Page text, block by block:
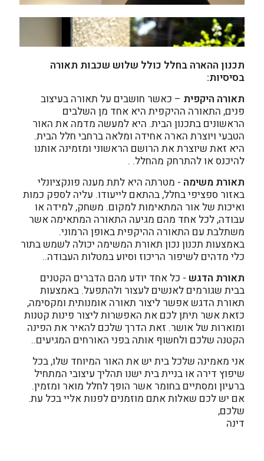
תכנון ההארה בחלל כולל שלוש שכבות תאורה
בסיסיות:
תאורה היקפית – כאשר חושבים על תאורה בעיצוב
פנים, התאורה ההיקפית היא אחד מן השלבים
הראשונים בתכנון הבית. היא למעשה מדמה את האור
הטבעי ויוצרת הארה אחידה ומלאה ברחבי חלל הבית.
היא זאת שיוצרת את הרושם הראשוני ומזמינה אותנו
להיכנס או להתרחק מהחלל. .
תאורת משימה - מטרתה היא לתת מענה פונקציונלי
באזור ספציפי בחלל, בהתאם לייעודו. עליה לספק כמות
ואיכות של אור המתאימות למקום. משחק, למידה או
עבודה, לכל אחד מהם מגיעה התאורה המתאימה אשר
משתלבת עם התאורה ההיקפית באופן הרמוני.
באמצעות תכנון נכון תאורת המשימה יכולה לשמש בתור
כלי מדהים לשיפור הריכוז וסיוע במטלות העבודה..
תאורת הדגש - כל אחד יודע מהם הדברים הקטנים
בבית שגורמים לאנשים לעצור ולהתפעל. באמצעות
תאורת הדגש אפשר ליצור תאורה אומנותית ומקסימה,
כזאת אשר תיתן לכם את האפשרות ליצור פינות קטנות
ומוארות של אושר. זאת הדרך שלכם להאיר את הפינה
הקטנה שלכם ולחשוף אותה בפני האורחים המגיעים..
אני מאמינה שלכל בית יש את האור המיוחד שלו, בכל
שיפוץ דירה או בניית בית ישנו תהליך עיצובי המתחיל
ברעיון ומסתיים בחומר אשר הופך לחלל מואר ומזמין.
אם יש לכם שאלות אתם מוזמנים לפנות אליי בכל עת.
שלכם,
דינה